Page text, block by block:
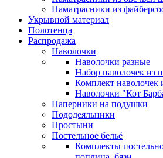
Наматрасники из
Укрывной материал
Полотенца
Распродажа
Наволочки
Наволочки разные
Набор наволочек из
Комплект
Наволочки "Кот
Наперники на подушки
Пододеяльники
Простыни
Постельное бельё
Комплекты